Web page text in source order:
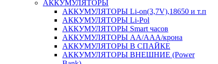
АККУМУЛЯТОРЫ
АККУМУЛЯТОРЫ Li-on(3,7V),18650 и т.п
АККУМУЛЯТОРЫ Li-Pol
АККУМУЛЯТОРЫ Smart часов
АККУМУЛЯТОРЫ АА/ААА/крона
АККУМУЛЯТОРЫ В СПАЙКЕ
АККУМУЛЯТОРЫ ВНЕШНИЕ (Power